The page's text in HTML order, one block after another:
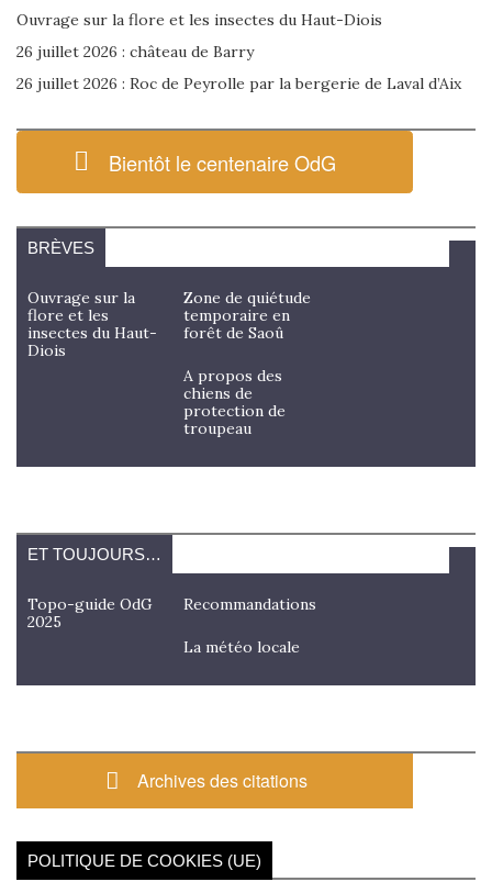
Ouvrage sur la flore et les insectes du Haut-Diois
26 juillet 2026 : château de Barry
26 juillet 2026 : Roc de Peyrolle par la bergerie de Laval d’Aix
Bientôt le centenaire OdG
BRÈVES
Ouvrage sur la
flore et les
insectes du Haut-
Diois
Zone de quiétude
temporaire en
forêt de Saoû
A propos des
chiens de
protection de
troupeau
ET TOUJOURS…
Topo-guide OdG
2025
Recommandations
La météo locale
Archives des citations
POLITIQUE DE COOKIES (UE)